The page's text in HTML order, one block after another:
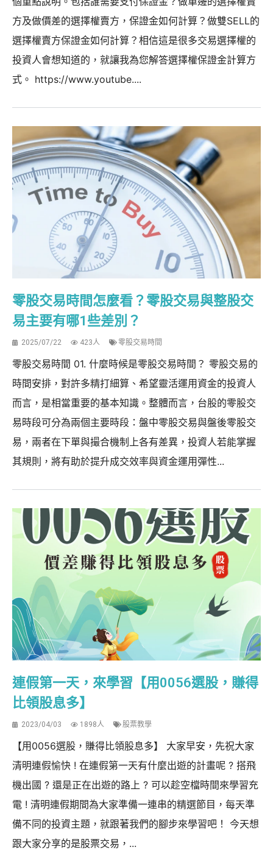
方及做價差的選擇權賣方，保證金如何計算？做雙SELL的
選擇權賣方保證金如何計算？相信這是很多交易選擇權的
投資人會想知道的，就讓我為您解答選擇權保證金計算方
式。 https://www.youtube....
零股交易時間怎麼看？零股交易與整股交
易主要有哪1些差別？
2025/07/22 423人 零股交易時間
零股交易時間 01. 什麼時候是零股交易時間？ 零股交易的
時間安排，對許多精打細算、希望靈活運用資金的投資人
而言，是相當重要的基本知識。整體而言，台股的零股交
易時段可分為兩個主要時段：盤中零股交易與盤後零股交
易，兩者在下單與撮合機制上各有差異，投資人若能掌握
其規則，將有助於提升成交效率與資金運用彈性...
連假第一天，來學習【用0056選股，賺得
比領股息多】
2023/04/03 1898人 股票教學
【用0056選股，賺得比領股息多】 大家早安，先祝大家
清明連假愉快 ! 在連假第一天有什麼出遊的計畫呢 ? 搭飛
機出國 ? 還是正在出遊的路上 ? 可以趁空檔時間來學習充
電 ! 清明連假期間為大家準備一連串的精選節目，每天準
備不同的投資主題，就跟著我們的腳步來學習吧！ 今天想
跟大家分享的是股票交易，...